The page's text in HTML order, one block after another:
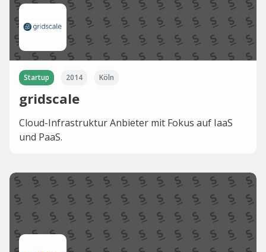
Startup 2014 Köln
gridscale
Cloud-Infrastruktur Anbieter mit Fokus auf IaaS
und PaaS.